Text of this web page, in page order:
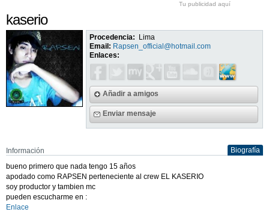
Tu publicidad aquí
kaserio
Procedencia:
Lima
Email: Rapsen_official@hotmail.com
Enlaces:
Añadir a amigos
Enviar mensaje
Información
Biografía
bueno primero que nada tengo 15 años
apodado como RAPSEN perteneciente al crew EL KASERIO
soy productor y tambien mc
pueden escucharme en :
Enlace